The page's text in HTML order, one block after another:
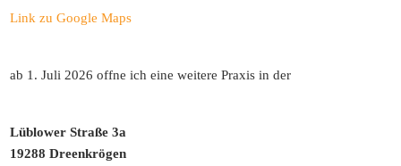
Link zu Google Maps
ab 1. Juli 2026 offne ich eine weitere Praxis in der
Lüblower Straße 3a
19288 Dreenkrögen